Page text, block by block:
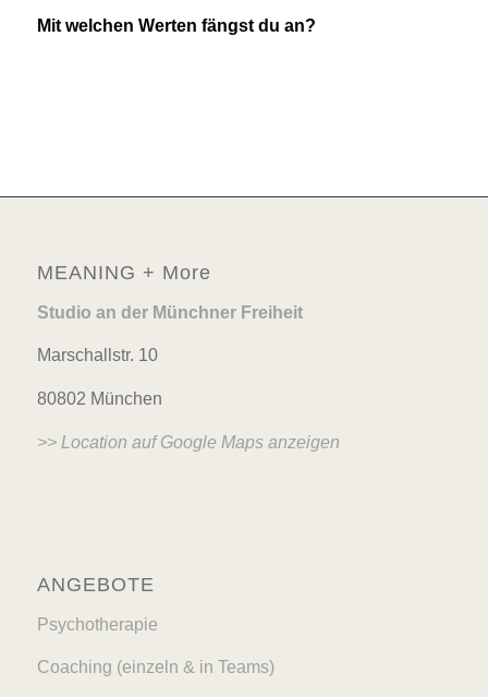
Mit welchen Werten fängst du an?
MEANING + More
Studio an der Münchner Freiheit
Marschallstr. 10
80802 München
>> Location auf Google Maps anzeigen
ANGEBOTE
Psychotherapie
Coaching (einzeln & in Teams)